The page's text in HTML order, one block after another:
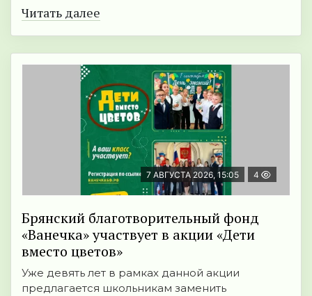
Читать далее
7 АВГУСТА 2026, 15:05 4
Брянский благотворительный фонд
«Ванечка» участвует в акции «Дети
вместо цветов»
Уже девять лет в рамках данной акции
предлагается школьникам заменить